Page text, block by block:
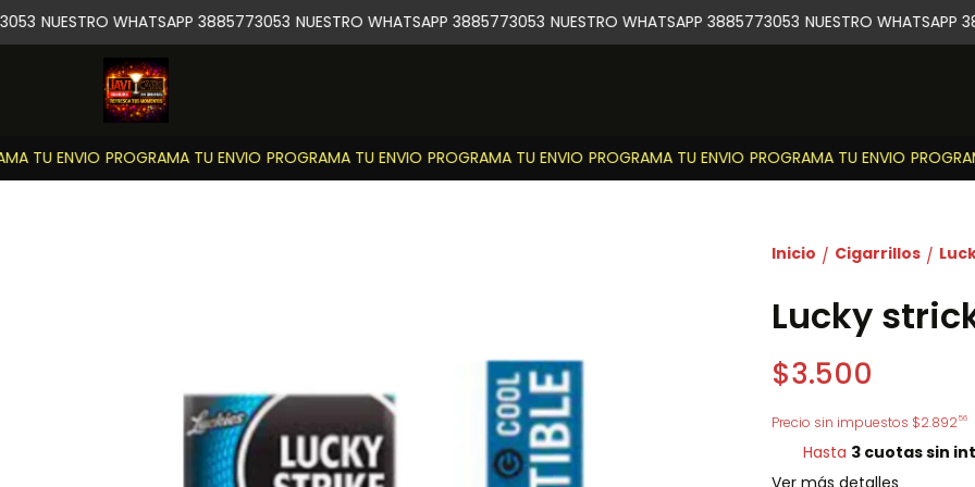
TU ENVIO PROGRAMA TU ENVIO PROGRAMA TU ENVIO PROGRAMA TU ENVIO PROGRAMA TU ENVIO PROGRAMA TU ENVIO
NUESTRO WHATSAPP 3885773053 NUESTRO WHATSAPP 3885773053 NUESTRO WHATSAPP 3885773053 NUESTRO WHATSAPP
Inicio / Cigarrillos /
Lucky
$3.500
Precio sin impuestos $2.89256
Hasta 3 cuotas sin
Ver más detalles